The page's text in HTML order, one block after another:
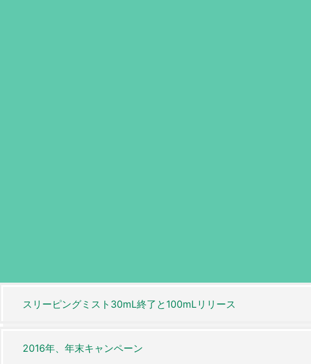
スリーピングミスト30mL終了と100mLリリース
2016年、年末キャンペーン